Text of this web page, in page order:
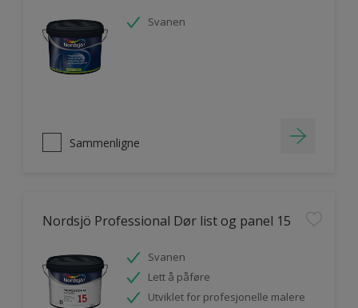
Svanen
Sammenligne
Nordsjö Professional Dør list og panel 15
Svanen
Lett å påføre
Utviklet for profesjonelle malere